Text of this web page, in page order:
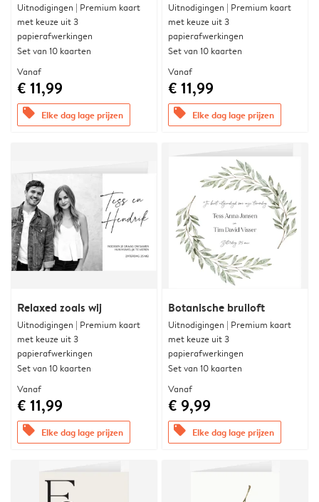
Uitnodigingen | Premium kaart
met keuze uit 3
papierafwerkingen
Set van 10 kaarten
Vanaf
€ 11,99
offers Elke dag lage prijzen
Uitnodigingen | Premium kaart
met keuze uit 3
papierafwerkingen
Set van 10 kaarten
Vanaf
€ 11,99
offers Elke dag lage prijzen
Relaxed zoals wij
Uitnodigingen | Premium kaart
met keuze uit 3
papierafwerkingen
Set van 10 kaarten
Vanaf
€ 11,99
offers Elke dag lage prijzen
Botanische bruiloft
Uitnodigingen | Premium kaart
met keuze uit 3
papierafwerkingen
Set van 10 kaarten
Vanaf
€ 9,99
offers Elke dag lage prijzen